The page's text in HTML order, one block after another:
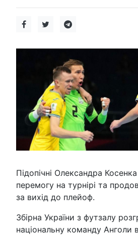
Підопічні Олександра
перемогу на турнірі та
за вихід до плейоф.
Збірна України з футзалу
національну команду Анголи